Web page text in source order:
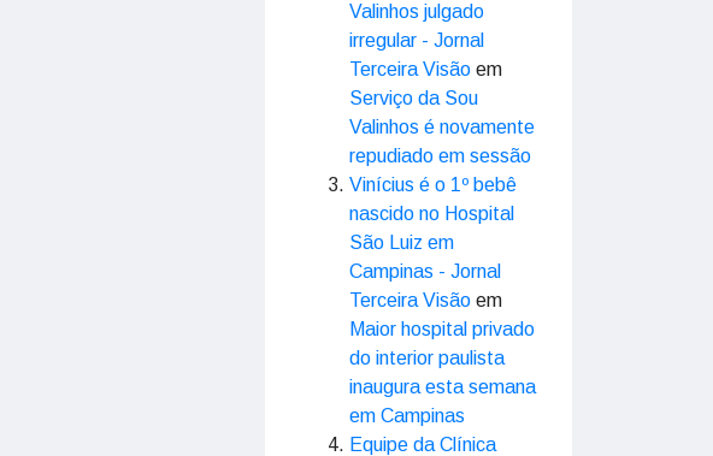
Valinhos julgado
irregular - Jornal
Terceira Visão em
Serviço da Sou
Valinhos é novamente
repudiado em sessão
Vinícius é o 1º bebê
nascido no Hospital
São Luiz em
Campinas - Jornal
Terceira Visão em
Maior hospital privado
do interior paulista
inaugura esta semana
em Campinas
Equipe da Clínica